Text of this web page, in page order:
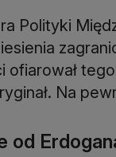
Polityki
ofiarował
Na
od